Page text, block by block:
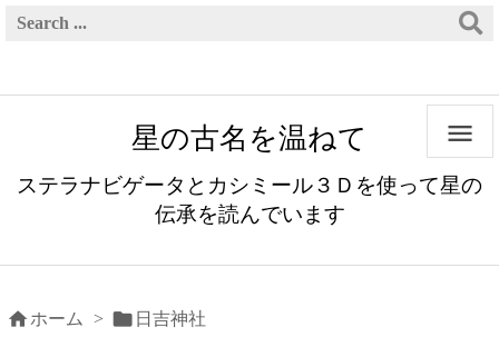
星の古名を温ねて
ステラナビゲータとカシミール３Ｄを使って星の
伝承を読んでいます

 ホーム >  日吉神社